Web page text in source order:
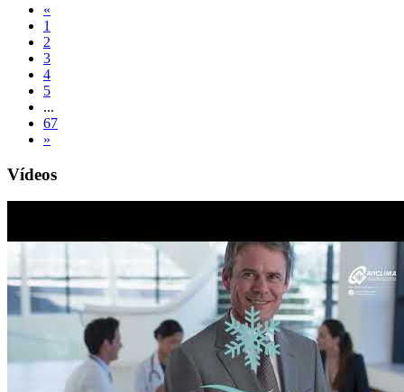
«
1
2
3
4
5
...
67
»
Vídeos